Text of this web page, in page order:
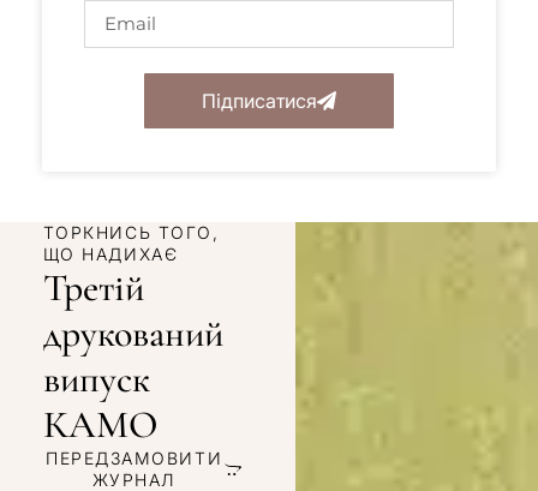
Підписатися
ТОРКНИСЬ ТОГО,
ЩО НАДИХАЄ
Третій
друкований
випуск
КАМО
ПЕРЕДЗАМОВИТИ
ЖУРНАЛ